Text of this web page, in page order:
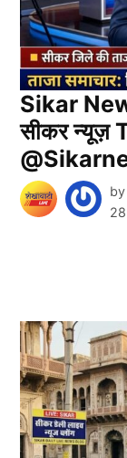
Sikar
सीकर न्यूज़
by